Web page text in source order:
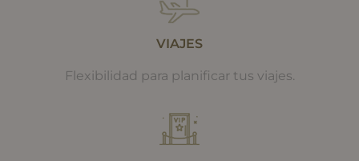
VIAJES
Flexibilidad para planificar tus viajes.